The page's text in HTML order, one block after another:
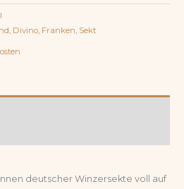
Divino Franken Sekt
deutscher Winzersekte voll auf